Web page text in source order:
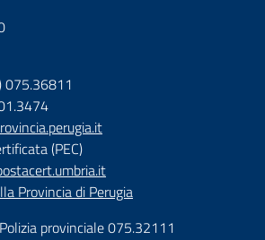
075.36811
(PEC)
Provincia di Perugia
provinciale 075.32111